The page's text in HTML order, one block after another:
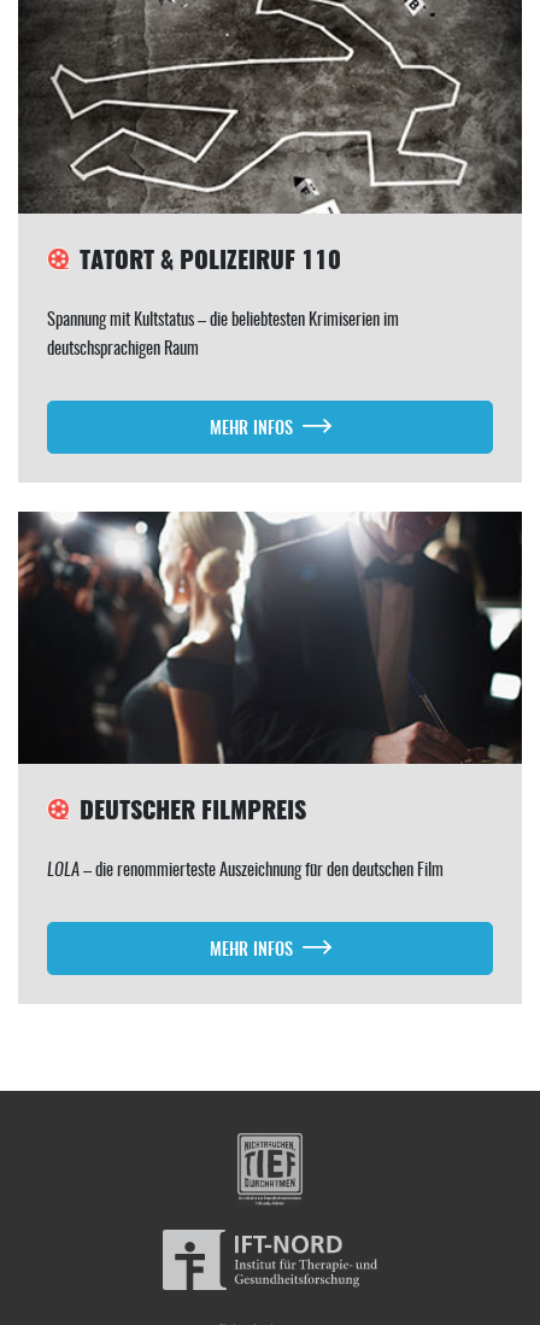
TATORT & POLIZEIRUF 110
Spannung mit Kultstatus – die beliebtesten Krimiserien im
deutschsprachigen Raum
MEHR INFOS
DEUTSCHER FILMPREIS
LOLA– die renommierteste Auszeichnung für den deutschen Film
MEHR INFOS